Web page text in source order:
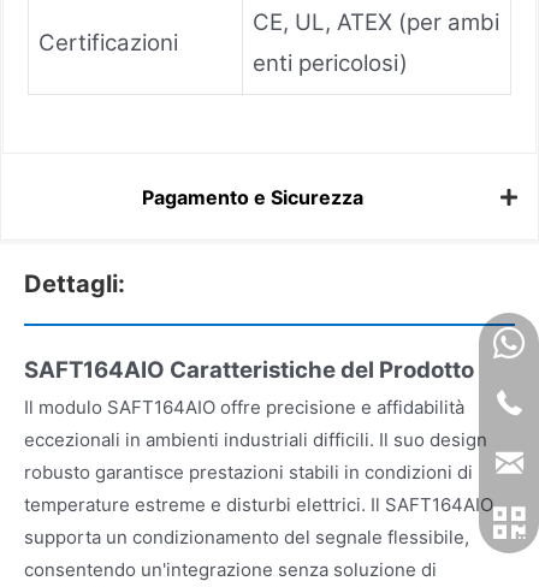
Certificazioni
CE, UL, ATEX (per ambi
enti pericolosi)
Pagamento e Sicurezza
Dettagli:
SAFT164AIO Caratteristiche del Prodotto
Il modulo SAFT164AIO offre precisione e affidabilità
eccezionali in ambienti industriali difficili. Il suo design
robusto garantisce prestazioni stabili in condizioni di
temperature estreme e disturbi elettrici. Il SAFT164AIO
supporta un condizionamento del segnale flessibile,
consentendo un'integrazione senza soluzione di